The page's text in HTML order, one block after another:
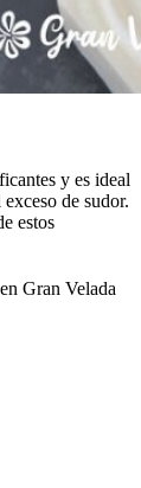
y es ideal
de sudor.
estos
en Gran Velada